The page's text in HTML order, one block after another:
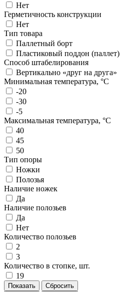
Нет
Герметичность конструкции
Нет
Тип товара
Паллетный борт
Пластиковый поддон (паллет)
Способ штабелирования
Вертикально «друг на друга»
Минимальная температура, °C
-20
-30
-5
Максимальная температура, °C
40
45
50
Тип опоры
Ножки
Полозья
Наличие ножек
Да
Наличие полозьев
Да
Нет
Количество полозьев
2
3
Количество в стопке, шт.
19